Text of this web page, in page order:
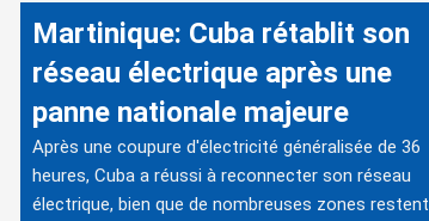
Martinique: Cuba rétablit son
réseau électrique après une
panne nationale majeure
Après une coupure d'électricité généralisée de 36
heures, Cuba a réussi à reconnecter son réseau
électrique, bien que de nombreuses zones restent